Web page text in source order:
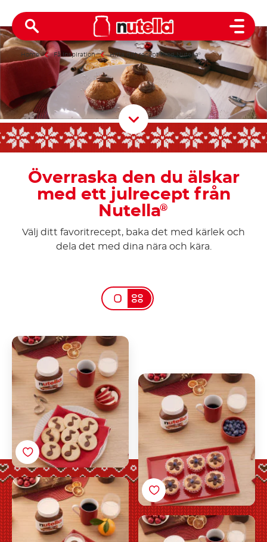
Open
Home Få inspiration Hitta ditt recept med Nutella®
Scroll
Överraska den du älskar
med ett julrecept från
Nutella®
Välj ditt favoritrecept, baka det med kärlek och
dela det med dina nära och kära.
Juliga kakor med
musiknoter med
Nutella®
Julig cupcakeblomma
med Nutella®
Julig tiramisu med
Nutella®
Julig mini-
smördegsgran med